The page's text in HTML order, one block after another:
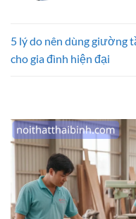
5 lý do nên dùng giường
cho gia đình hiện đại